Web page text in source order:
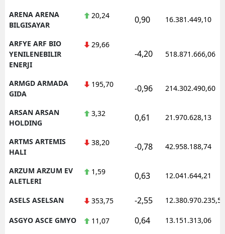
ARENA ARENA
BILGISAYAR
20,24 0,90 16.381.449,10
ARFYE ARF BIO
YENILENEBILIR
ENERJI
29,66
-4,20 518.871.666,06
ARMGD ARMADA
GIDA
195,70 -0,96 214.302.490,60
ARSAN ARSAN
HOLDING
3,32 0,61 21.970.628,13
ARTMS ARTEMIS
HALI
38,20 -0,78 42.958.188,74
ARZUM ARZUM EV
ALETLERI
1,59 0,63 12.041.644,21
ASELS ASELSAN 353,75 -2,55 12.380.970.235,50
ASGYO ASCE GMYO 11,07 0,64 13.151.313,06